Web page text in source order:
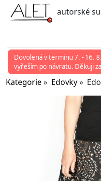
autorské
Dovolená v termínu 7. - 16.
vyřeším po návratu. Děkuji
Kategorie» Edovky»